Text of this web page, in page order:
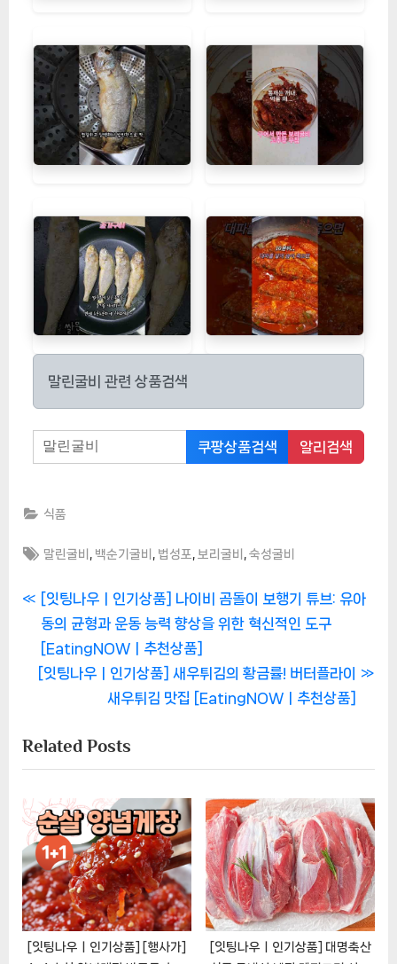
말린굴비 관련 상품검색
쿠팡상품검색 알리검색
식품
Tags:
말린굴비 백순기굴비 법성포 보리굴비 ,숙성굴비
글
탐
색
P
r
e
v
u
s
o
s
t
:
[잇팅나우ㅣ인기상품] 나이비 곰돌이 보행기 튜브: 유아
동의 균형과 운동 능력 향상을 위한 혁신적인 도구
[EatingNOWㅣ추천상품]
N
t
P
s
t
:
[잇팅나우ㅣ인기상품] 새우튀김의 황금률! 버터플라이
새우튀김 맛집 [EatingNOWㅣ추천상품]
Related Posts
[잇팅나우ㅣ인기상품] [행사가]
[잇팅나우ㅣ인기상품] 대명축산